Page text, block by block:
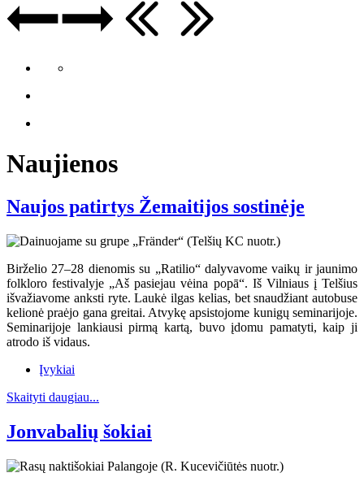
Naujienos
Naujos patirtys Žemaitijos sostinėje
Birželio 27–28 dienomis su „Ratilio“ dalyvavome vaikų ir jaunimo
folkloro festivalyje „Aš pasiejau vėina popā“. Iš Vilniaus į Telšius
išvažiavome anksti ryte. Laukė ilgas kelias, bet snaudžiant autobuse
kelionė praėjo gana greitai. Atvykę apsistojome kunigų seminarijoje.
Seminarijoje lankiausi pirmą kartą, buvo įdomu pamatyti, kaip ji
atrodo iš vidaus.
Įvykiai
Skaityti daugiau...
Jonvabalių šokiai